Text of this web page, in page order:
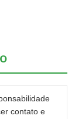
contato e